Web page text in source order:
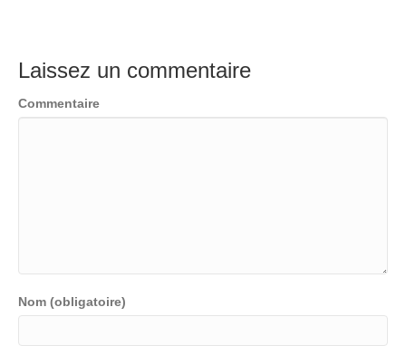
Laissez un commentaire
Commentaire
Nom (obligatoire)